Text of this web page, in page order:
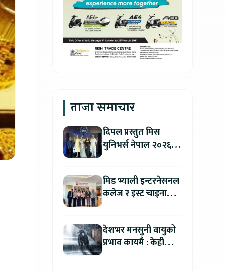
ताजा समाचार
दिपल प्रस्तुत मिस
युनिभर्स नेपाल २०२६
मिड भ्याली इन्टरनेसनल
कलेज र इस्ट चाइना
सहकार्य विस्तार
देशभर मनसुनी वायुको
प्रभाव कायमै : केही